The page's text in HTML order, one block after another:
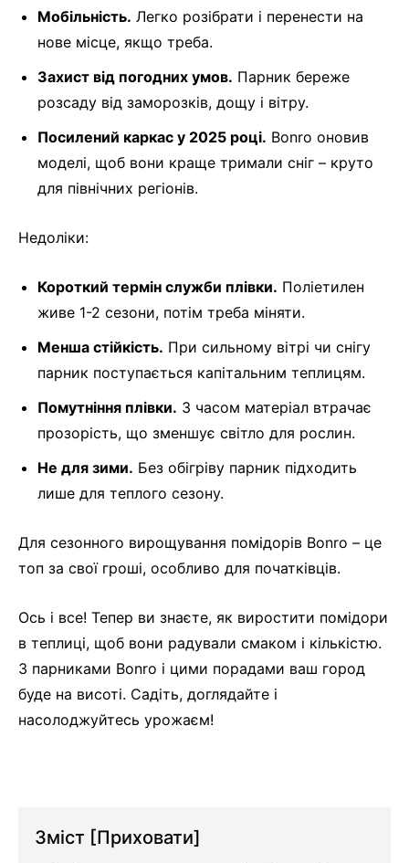
Мобільність. Легко розібрати і перенести на
нове місце, якщо треба.
Захист від погодних умов. Парник береже
розсаду від заморозків, дощу і вітру.
Посилений каркас у 2025 році. Bonro оновив
моделі, щоб вони краще тримали сніг – круто
для північних регіонів.
Недоліки:
Короткий термін служби плівки. Поліетилен
живе 1-2 сезони, потім треба міняти.
Менша стійкість. При сильному вітрі чи снігу
парник поступається капітальним теплицям.
Помутніння плівки. З часом матеріал втрачає
прозорість, що зменшує світло для рослин.
Не для зими. Без обігріву парник підходить
лише для теплого сезону.
Для сезонного вирощування помідорів Bonro – це
топ за свої гроші, особливо для початківців.
Ось і все! Тепер ви знаєте, як виростити помідори
в теплиці, щоб вони радували смаком і кількістю.
З парниками Bonro і цими порадами ваш город
буде на висоті. Садіть, доглядайте і
насолоджуйтесь урожаєм!
Зміст [Приховати]